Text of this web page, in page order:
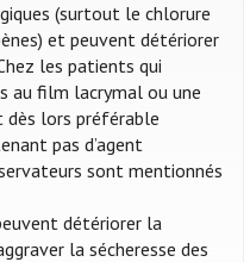
(surtout le chlorure
et peuvent détériorer
les patients qui
au film lacrymal ou une
lors préférable
pas d’agent
sont mentionnés
détériorer la
la sécheresse des